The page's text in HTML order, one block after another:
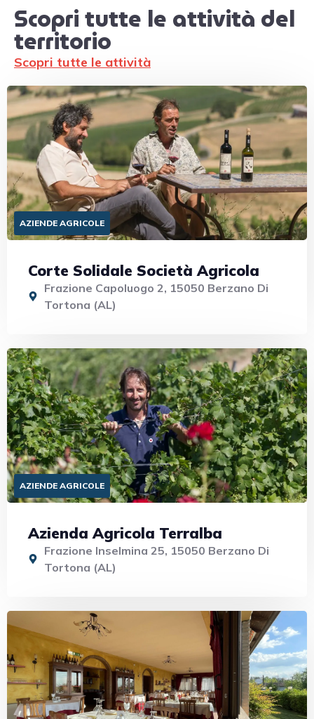
Scopri tutte le attività del
territorio
Scopri tutte le attività
AZIENDE AGRICOLE
Corte Solidale Società Agricola
Frazione Capoluogo 2, 15050 Berzano Di
Tortona (AL)
AZIENDE AGRICOLE
Azienda Agricola Terralba
Frazione Inselmina 25, 15050 Berzano Di
Tortona (AL)